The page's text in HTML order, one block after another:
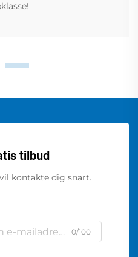
tilbud
kontakte dig snart.
0/100